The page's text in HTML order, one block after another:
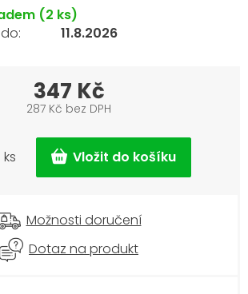
(2 ks)
11.8.2026
347 Kč
287 Kč bez DPH
cena:
ks
Možnosti doručení
Dotaz na produkt